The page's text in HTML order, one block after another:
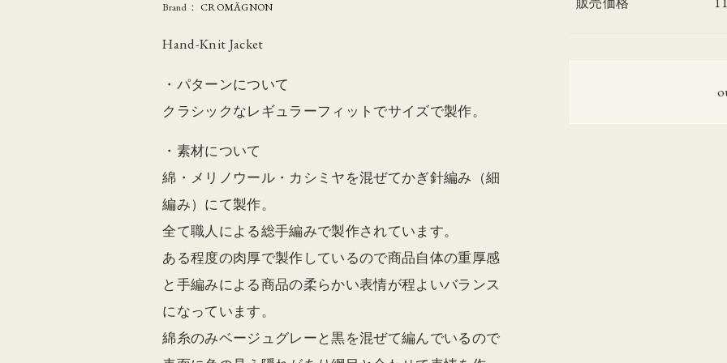
Brand： CROMÄGNON
Hand-Knit Jacket
・パターンについて
クラシックなレギュラーフィットでサイズで製作。
・素材について
綿・メリノウール・カシミヤを混ぜてかぎ針編み（細
編み）にて製作。
全て職人による総手編みで製作されています。
ある程度の肉厚で製作しているので商品自体の重厚感
と手編みによる商品の柔らかい表情が程よいバランス
になっています。
綿糸のみベージュグレーと黒を混ぜて編んでいるので